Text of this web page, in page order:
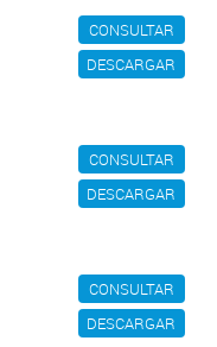
CONSULTAR
DESCARGAR
CONSULTAR
DESCARGAR
CONSULTAR
DESCARGAR